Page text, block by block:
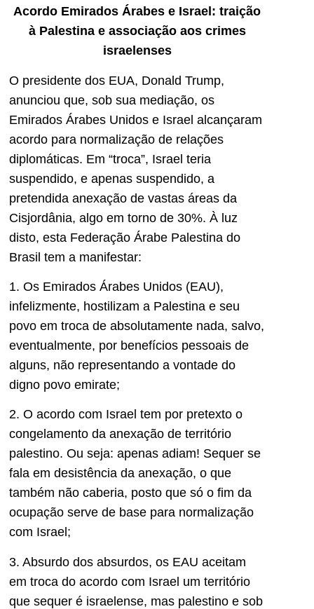
Acordo Emirados Árabes e Israel: traição
à Palestina e associação aos crimes
israelenses
O presidente dos EUA, Donald Trump,
anunciou que, sob sua mediação, os
Emirados Árabes Unidos e Israel alcançaram
acordo para normalização de relações
diplomáticas. Em “troca”, Israel teria
suspendido, e apenas suspendido, a
pretendida anexação de vastas áreas da
Cisjordânia, algo em torno de 30%. À luz
disto, esta Federação Árabe Palestina do
Brasil tem a manifestar:
1. Os Emirados Árabes Unidos (EAU),
infelizmente, hostilizam a Palestina e seu
povo em troca de absolutamente nada, salvo,
eventualmente, por benefícios pessoais de
alguns, não representando a vontade do
digno povo emirate;
2. O acordo com Israel tem por pretexto o
congelamento da anexação de território
palestino. Ou seja: apenas adiam! Sequer se
fala em desistência da anexação, o que
também não caberia, posto que só o fim da
ocupação serve de base para normalização
com Israel;
3. Absurdo dos absurdos, os EAU aceitam
em troca do acordo com Israel um território
que sequer é israelense, mas palestino e sob